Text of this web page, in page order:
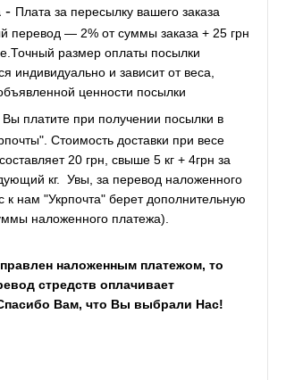
- Плата за пересылку вашего заказа
перевод — 2% от суммы заказа + 25 грн
размер оплаты посылки
индивидуально и зависит от веса,
ценности посылки
Вы платите при получении посылки в
Стоимость доставки при весе
20 грн, свыше 5 кг + 4грн за
кг. Увы, за перевод наложенного
к нам "Укрпочта" берет дополнительную
наложенного платежа).
наложенным платежом, то
стредств оплачивает
Вам, что Вы выбрали Нас!